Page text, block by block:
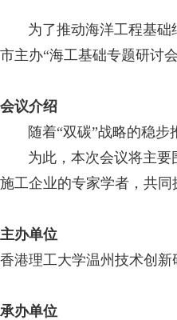
为了推动海洋工程基础结
市主办“海工基础专题研讨
会议介绍
随着“双碳”战略的稳步推
为此，本次会议将主要围
施工企业的专家学者，共同
主办单位
香港理工大学温州技术创新
承办单位